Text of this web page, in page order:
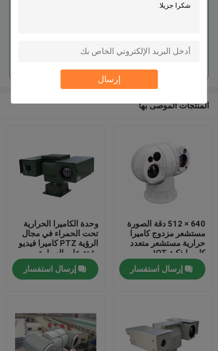
إرسال
المنتجات
استمر
المنتجات الموصى بها
640 × 512 دقة الصورة
مستشعر مزدوج كاميرا
حرارية مستشعر متعدد
كاميرا ذكية IOT
إرسال استفسار
وحدة الكاميرا الحرارية
تحت الحمراء في مجال
الرؤية PTZ كاميرا فيديو
مثبتة على السيارة
إرسال استفسار